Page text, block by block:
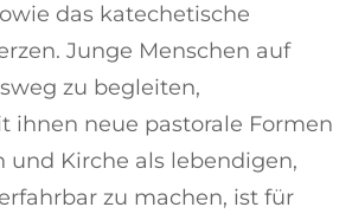
das katechetische
Junge Menschen auf
zu begleiten,
ihnen neue pastorale Formen
und Kirche als lebendigen,
zu machen, ist für